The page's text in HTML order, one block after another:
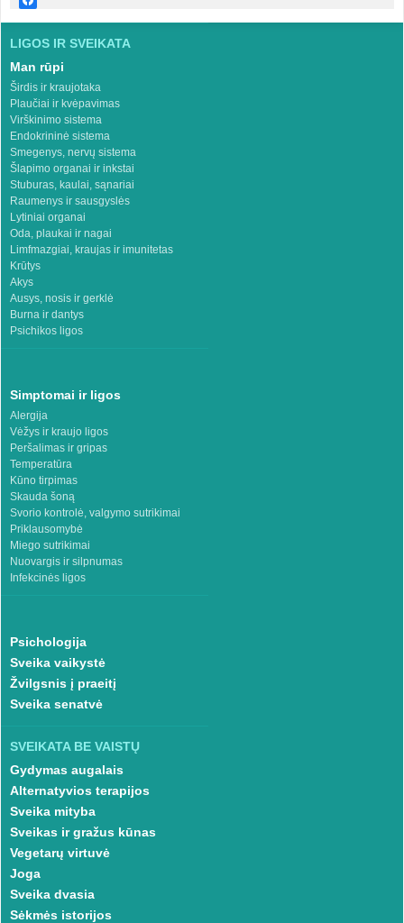
LIGOS IR SVEIKATA
Man rūpi
Širdis ir kraujotaka
Plaučiai ir kvėpavimas
Virškinimo sistema
Endokrininė sistema
Smegenys, nervų sistema
Šlapimo organai ir inkstai
Stuburas, kaulai, sąnariai
Raumenys ir sausgyslės
Lytiniai organai
Oda, plaukai ir nagai
Limfmazgiai, kraujas ir imunitetas
Krūtys
Akys
Ausys, nosis ir gerklė
Burna ir dantys
Psichikos ligos
Simptomai ir ligos
Alergija
Vėžys ir kraujo ligos
Peršalimas ir gripas
Temperatūra
Kūno tirpimas
Skauda šoną
Svorio kontrolė, valgymo sutrikimai
Priklausomybė
Miego sutrikimai
Nuovargis ir silpnumas
Infekcinės ligos
Psichologija
Sveika vaikystė
Žvilgsnis į praeitį
Sveika senatvė
SVEIKATA BE VAISTŲ
Gydymas augalais
Alternatyvios terapijos
Sveika mityba
Sveikas ir gražus kūnas
Vegetarų virtuvė
Joga
Sveika dvasia
Sėkmės istorijos